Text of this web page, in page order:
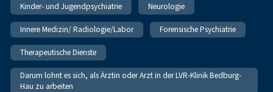
Kinder- und Jugendpsychiatrie Neurologie
Innere Medizin/ Radiologie/Labor Forensische Psychiatrie
Therapeutische Dienste
Darum lohnt es sich, als Ärztin oder Arzt in der LVR-Klinik Bedburg-
Hau zu arbeiten